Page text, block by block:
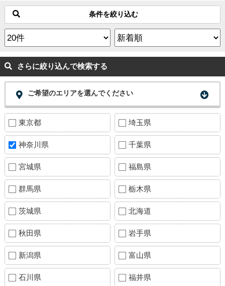
条件を絞り込む
さらに絞り込んで検索する
ご希望のエリアを選んでください
東京都 埼玉県
神奈川県 千葉県
宮城県 福島県
群馬県 栃木県
茨城県 北海道
秋田県 岩手県
新潟県 富山県
石川県 福井県